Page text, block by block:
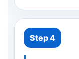
Step 4